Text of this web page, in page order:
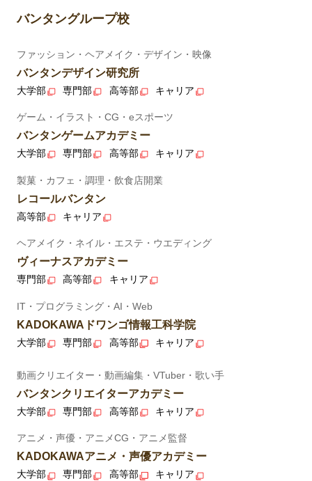
バンタングループ校
ファッション・ヘアメイク・デザイン・映像
バンタンデザイン研究所
大学部 専門部 高等部 キャリア
ゲーム・イラスト・CG・eスポーツ
バンタンゲームアカデミー
大学部 専門部 高等部 キャリア
製菓・カフェ・調理・飲食店開業
レコールバンタン
高等部 キャリア
ヘアメイク・ネイル・エステ・ウエディング
ヴィーナスアカデミー
専門部 高等部 キャリア
IT・プログラミング・AI・Web
KADOKAWAドワンゴ情報工科学院
大学部 専門部 高等部 キャリア
動画クリエイター・動画編集・VTuber・歌い手
バンタンクリエイターアカデミー
大学部 専門部 高等部 キャリア
アニメ・声優・アニメCG・アニメ監督
KADOKAWAアニメ・声優アカデミー
大学部 専門部 高等部 キャリア